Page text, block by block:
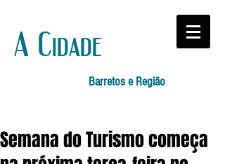
A Cidade
Barretos e Região
Semana do Turismo começa